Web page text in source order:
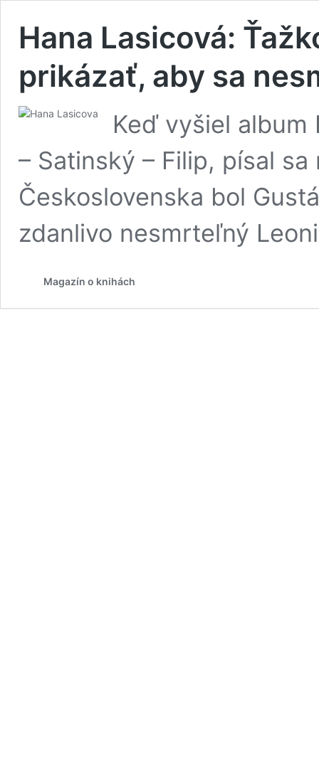
Hana Lasicová:
prikázať, aby sa
Keď vyšiel album
– Satinský – Filip, písal
Československa bol
zdanlivo nesmrteľný
Magazín o knihách